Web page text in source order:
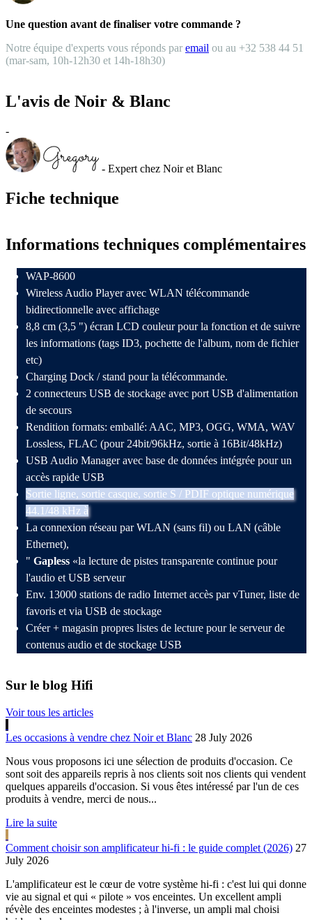
Une question avant de finaliser votre commande ?
Notre équipe d'experts vous réponds par email ou au +32 538 44 51
(mar-sam, 10h-12h30 et 14h-18h30)
Fiche technique
Informations techniques complémentaires
WAP-8600
Wireless Audio Player avec WLAN télécommande
bidirectionnelle avec affichage
8,8 cm (3,5 ") écran LCD couleur pour la fonction et de suivre
les informations (tags ID3, pochette de l'album, nom de fichier
etc)
Charging Dock / stand pour la télécommande.
2 connecteurs USB de stockage avec port USB d'alimentation
de secours
Rendition formats: emballé: AAC, MP3, OGG, WMA, WAV
Lossless, FLAC (pour 24bit/96kHz, sortie à 16Bit/48kHz)
USB Audio Manager avec base de données intégrée pour un
accès rapide USB
Sortie ligne, sortie casque, sortie S / PDIF optique numérique
44.1/48 kHz à
La connexion réseau par WLAN (sans fil) ou LAN (câble
Ethernet),
" Gapless«la lecture de pistes transparente continue pour
l'audio et USB serveur
Env. 13000 stations de radio Internet accès par vTuner, liste de
favoris et via USB de stockage
Créer + magasin propres listes de lecture pour le serveur de
contenus audio et de stockage USB
L'avis de Noir & Blanc
-
- Expert chez Noir et Blanc
Sur le blog Hifi
Voir tous les articles
Les occasions à vendre chez Noir et Blanc 28 July 2026
Nous vous proposons ici une sélection de produits d'occasion. Ce
sont soit des appareils repris à nos clients soit nos clients qui vendent
quelques appareils d'occasion. Si vous êtes intéressé par l'un de ces
produits à vendre, merci de nous...
Lire la suite
Comment choisir son amplificateur hi-fi : le guide complet (2026) 27
July 2026
L'amplificateur est le cœur de votre système hi-fi : c'est lui qui donne
vie au signal et qui « pilote » vos enceintes. Un excellent ampli
révèle des enceintes modestes ; à l'inverse, un ampli mal choisi